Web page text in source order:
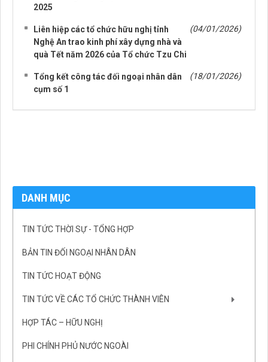
2025
Liên hiệp các tổ chức hữu nghị tỉnh
Nghệ An trao kinh phí xây dựng nhà và
quà Tết năm 2026 của Tổ chức Tzu Chi
(04/01/2026)
Tổng kết công tác đối ngoại nhân dân
cụm số 1
(18/01/2026)
DANH MỤC
TIN TỨC THỜI SỰ - TỔNG HỢP
BẢN TIN ĐỐI NGOẠI NHÂN DÂN
TIN TỨC HOẠT ĐỘNG
TIN TỨC VỀ CÁC TỔ CHỨC THÀNH VIÊN
HỢP TÁC – HỮU NGHỊ
PHI CHÍNH PHỦ NƯỚC NGOÀI